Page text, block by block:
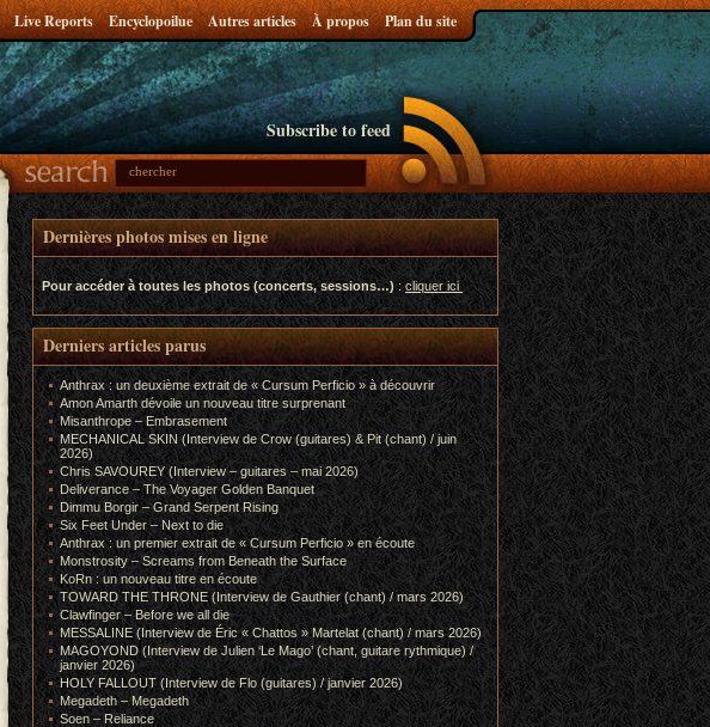
Live Reports Encyclopoilue Autres articles À propos Plan du site
Subscribe to feed
Dernières photos mises en ligne
Pour accéder à toutes les photos (concerts, sessions…):cliquer ici
Derniers articles parus
Anthrax : un deuxième extrait de « Cursum Perficio » à découvrir
Amon Amarth dévoile un nouveau titre surprenant
Misanthrope – Embrasement
MECHANICAL SKIN (Interview de Crow (guitares) & Pit (chant) / juin
2026)
Chris SAVOUREY (Interview – guitares – mai 2026)
Deliverance – The Voyager Golden Banquet
Dimmu Borgir – Grand Serpent Rising
Six Feet Under – Next to die
Anthrax : un premier extrait de « Cursum Perficio » en écoute
Monstrosity – Screams from Beneath the Surface
KoRn : un nouveau titre en écoute
TOWARD THE THRONE (Interview de Gauthier (chant) / mars 2026)
Clawfinger – Before we all die
MESSALINE (Interview de Éric « Chattos » Martelat (chant) / mars 2026)
MAGOYOND (Interview de Julien ‘Le Mago’ (chant, guitare rythmique) /
janvier 2026)
HOLY FALLOUT (Interview de Flo (guitares) / janvier 2026)
Megadeth – Megadeth
Soen – Reliance